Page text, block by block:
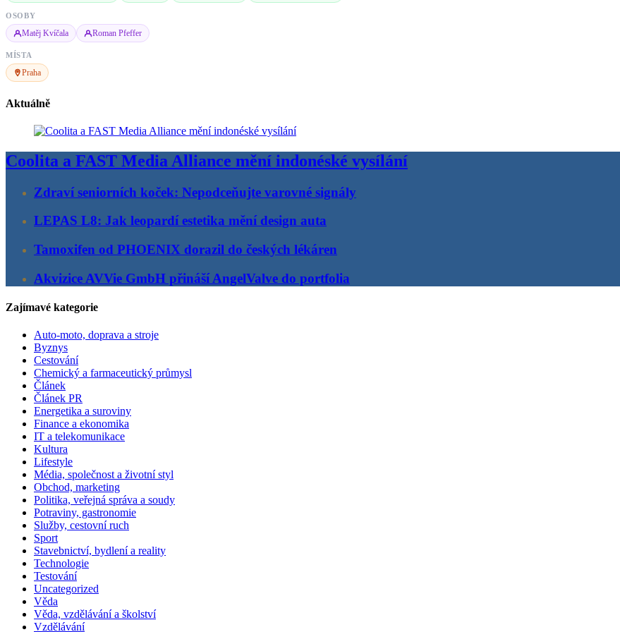
OSOBY
Matěj Kvíčala Roman Pfeffer
MÍSTA
Praha
Aktuálně
Coolita a FAST Media Alliance mění indonéské vysílání
Zdraví seniorních koček: Nepodceňujte varovné signály
LEPAS L8: Jak leopardí estetika mění design auta
Tamoxifen od PHOENIX dorazil do českých lékáren
Akvizice AVVie GmbH přináší AngelValve do portfolia
Zajímavé kategorie
Auto-moto, doprava a stroje
Byznys
Cestování
Chemický a farmaceutický průmysl
Článek
Článek PR
Energetika a suroviny
Finance a ekonomika
IT a telekomunikace
Kultura
Lifestyle
Média, společnost a životní styl
Obchod, marketing
Politika, veřejná správa a soudy
Potraviny, gastronomie
Služby, cestovní ruch
Sport
Stavebnictví, bydlení a reality
Technologie
Testování
Uncategorized
Věda
Věda, vzdělávání a školství
Vzdělávání